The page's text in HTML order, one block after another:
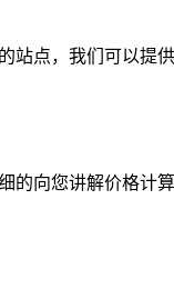
站点，我们可以提
的向您讲解价格计